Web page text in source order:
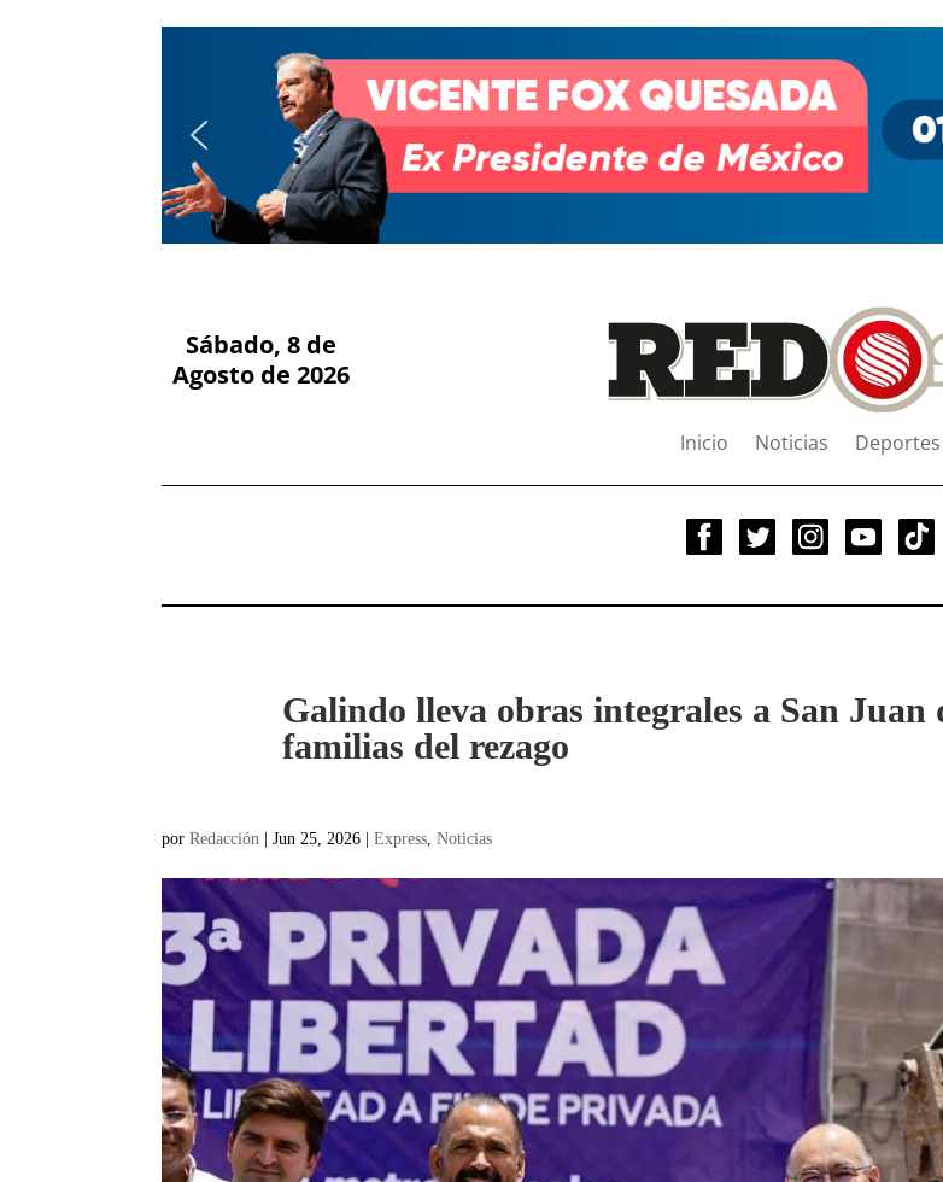
Sábado, 8 de
Agosto de 2026
Inicio Noticias Deportes
Galindo lleva obras integrales a San Juan
familias del rezago
porRedacción |Jun 25, 2026 |Express ,Noticias